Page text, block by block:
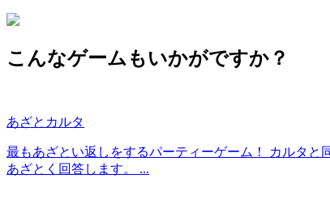
こんなゲームもいかがですか？
あざとカルタ
最もあざとい返しをするパーティーゲーム！ カルタ
あざとく回答します。 ...